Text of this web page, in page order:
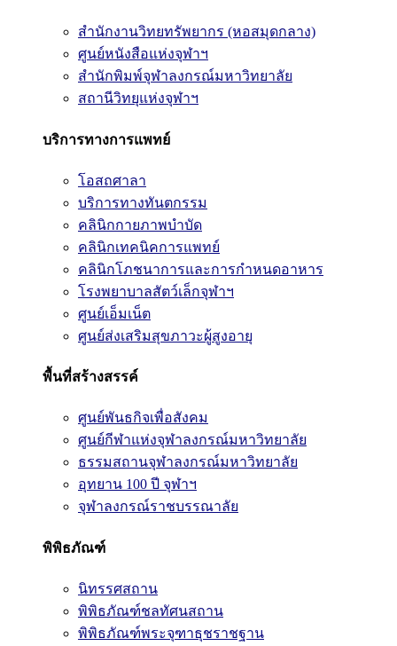
สำนักงานวิทยทรัพยากร (หอสมุดกลาง)
ศูนย์หนังสือแห่งจุฬาฯ
สำนักพิมพ์จุฬาลงกรณ์มหาวิทยาลัย
สถานีวิทยุแห่งจุฬาฯ
บริการทางการแพทย์
โอสถศาลา
บริการทางทันตกรรม
คลินิกกายภาพบำบัด
คลินิกเทคนิคการแพทย์
คลินิกโภชนาการและการกำหนดอาหาร
โรงพยาบาลสัตว์เล็กจุฬาฯ
ศูนย์เอ็มเน็ต
ศูนย์ส่งเสริมสุขภาวะผู้สูงอายุ
พื้นที่สร้างสรรค์
ศูนย์พันธกิจเพื่อสังคม
ศูนย์กีฬาแห่งจุฬาลงกรณ์มหาวิทยาลัย
ธรรมสถานจุฬาลงกรณ์มหาวิทยาลัย
อุทยาน 100 ปี จุฬาฯ
จุฬาลงกรณ์ราชบรรณาลัย
พิพิธภัณฑ์
นิทรรศสถาน
พิพิธภัณฑ์ชลทัศนสถาน
พิพิธภัณฑ์พระจุฑาธุชราชฐาน